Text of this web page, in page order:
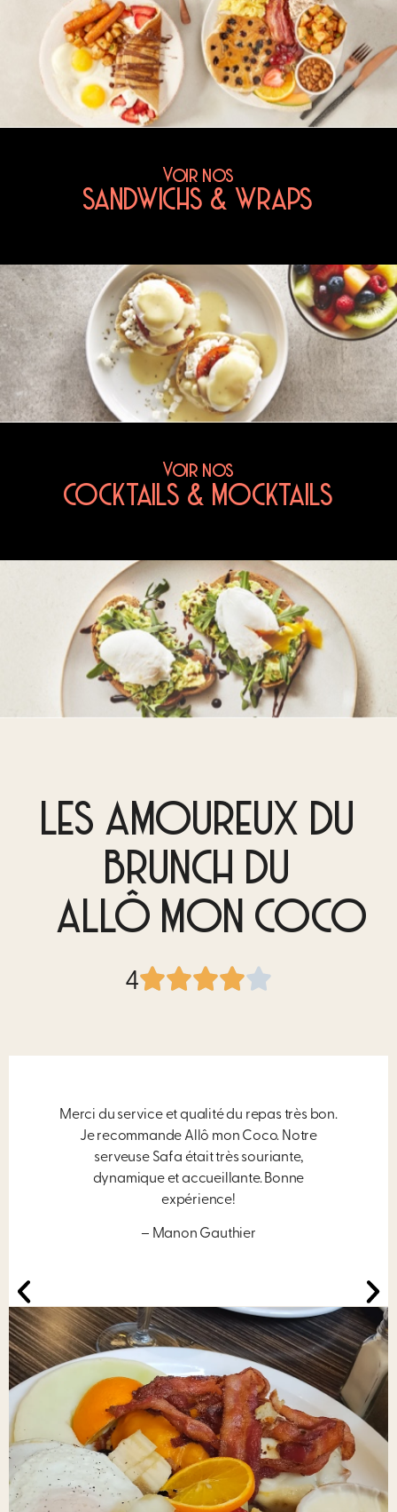
Voir nos
SANDWICHS & WRAPS
Voir nos
COCKTAILS & MOCKTAILS
LES AMOUREUX DU
BRUNCH DU
ALLÔ MON COCO
4
Merci du service et qualité du repas très bon.
Je recommande Allô mon Coco. Notre
serveuse Safa était très souriante,
dynamique et accueillante. Bonne
expérience!
– Manon Gauthier